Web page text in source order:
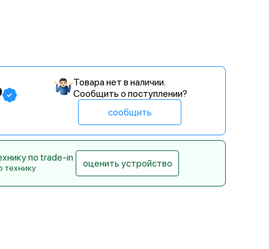
Товара нет в наличии.
Сообщить о поступлении?
сообщить
по trade-in
технику оценить устройство